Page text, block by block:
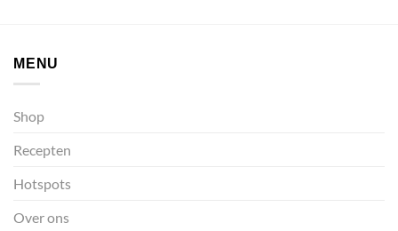
MENU
Shop
Recepten
Hotspots
Over ons